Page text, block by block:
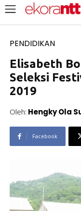
PENDIDIKAN
Elisabeth
Seleksi
2019
Oleh: Hengky Ola
Facebook